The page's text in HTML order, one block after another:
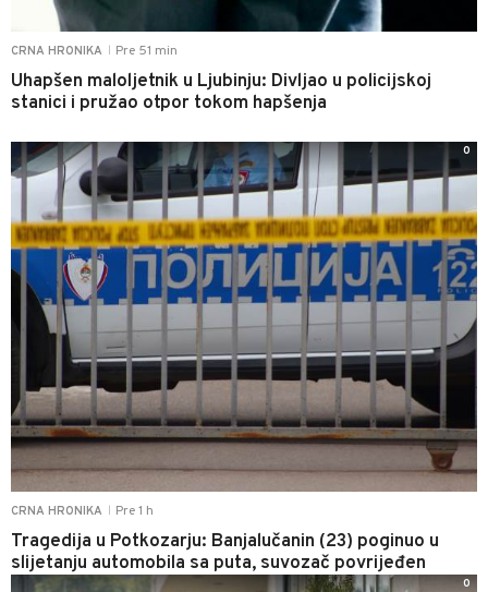
CRNA HRONIKA Pre 51 min
Uhapšen maloljetnik u Ljubinju: Divljao u policijskoj
stanici i pružao otpor tokom hapšenja
CRNA HRONIKA Pre 1 h
Tragedija u Potkozarju: Banjalučanin (23) poginuo u
slijetanju automobila sa puta, suvozač povrijeđen
0
0